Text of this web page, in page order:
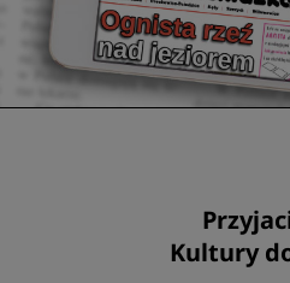
post
Kultury